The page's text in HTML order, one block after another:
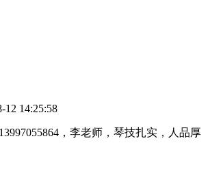
12 14:25:58
，李老师，琴技扎实，人品厚